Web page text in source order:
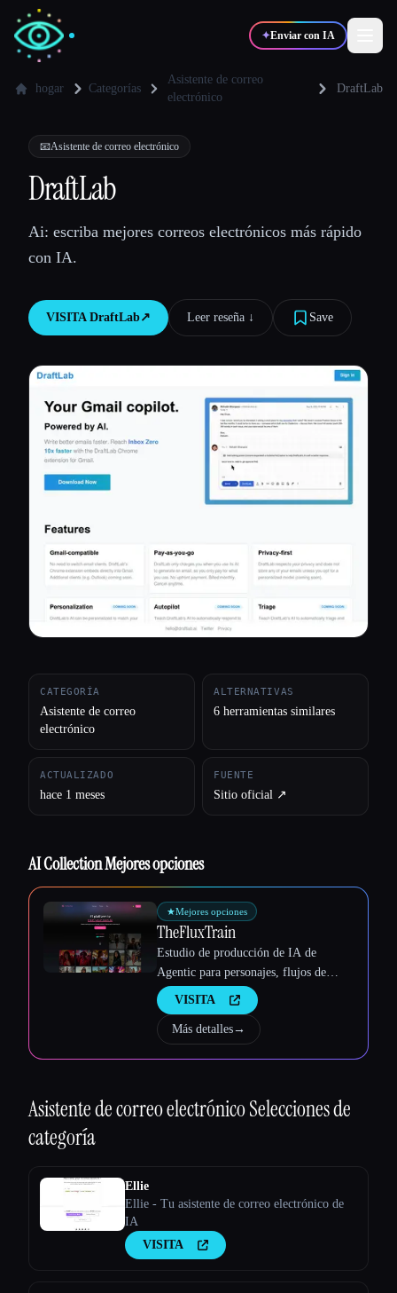
✦Enviar con IA
💻Desarrolladores
🎓 Estudiantes
Todas las categorías
Acerca de
hogar Categorías
Asistente de correo
electrónico
DraftLab
📧Asistente de correo electrónico
DraftLab
Ai: escriba mejores correos electrónicos más rápido
con IA.
VISITA DraftLab↗︎ Leer reseña ↓︎ Save
CATEGORÍA
Asistente de correo
electrónico
ALTERNATIVAS
6 herramientas similares
ACTUALIZADO
hace 1 meses
FUENTE
Sitio oficial ↗︎
AI Collection Mejores opciones
★Mejores opciones
TheFluxTrain
Estudio de producción de IA de
Agentic para personajes, flujos de
trabajo y vídeos coherentes
VISITA
Más detalles→
Asistente de correo electrónicoSelecciones de
categoría
Ellie
Ellie - Tu asistente de correo electrónico de
IA
VISITA